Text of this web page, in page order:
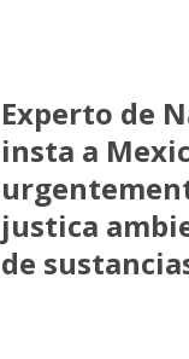
Experto de
insta a
justica
de